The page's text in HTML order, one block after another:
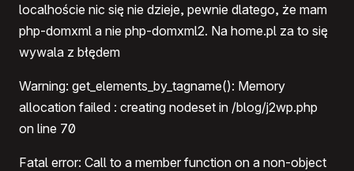
localhoście nic się nie dzieje, pewnie dlatego, że mam
php-domxml a nie php-domxml2. Na home.pl za to się
wywala z błędem
Warning: get_elements_by_tagname(): Memory
allocation failed : creating nodeset in /blog/j2wp.php
on line 70
Fatal error: Call to a member function on a non-object